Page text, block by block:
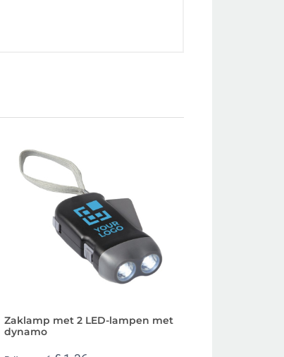
Zaklamp met 2 LED-lampen met
dynamo